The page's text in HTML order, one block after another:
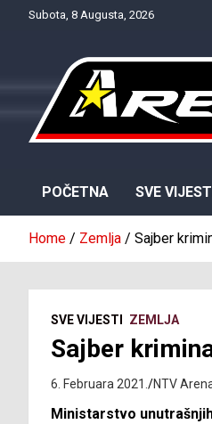
Subota, 8 Augusta, 2026
POČETNA SVE
Home Zemlja Sajber
SVE VIJESTI ZEMLJA
Sajber
6. Februara 2021. NTV
Ministarstvo